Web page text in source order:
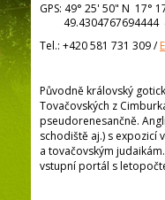
GPS: 49° 25' 50" N 17°
49.4304767694444
Tel.: +420 581 731 309/
Původně královský
Tovačovských z
pseudorenesančně.
schodiště aj.) s expozicí
a tovačovským
vstupní portál s